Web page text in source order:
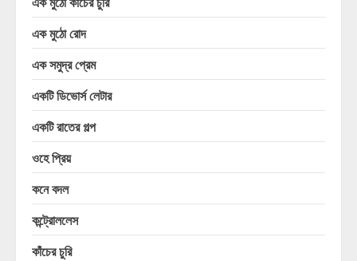
এক মুঠো রোদ
এক সমুদ্র প্রেম
একটি ডিভোর্স লেটার
একটি রাতের গল্প
ওহে প্রিয়
কনে বদল
কন্ট্রোললেস
কাঁচের চুরি